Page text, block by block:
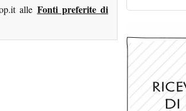
alle Fonti preferite di